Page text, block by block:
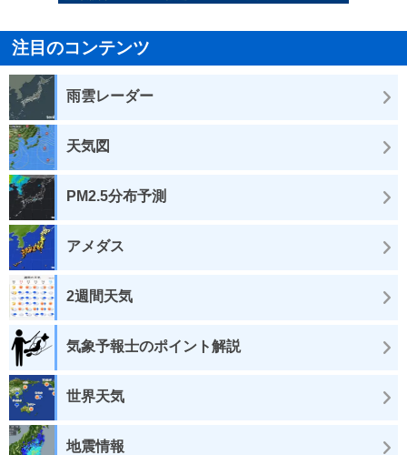
注目のコンテンツ
雨雲レーダー
天気図
PM2.5分布予測
アメダス
2週間天気
気象予報士のポイント解説
世界天気
地震情報